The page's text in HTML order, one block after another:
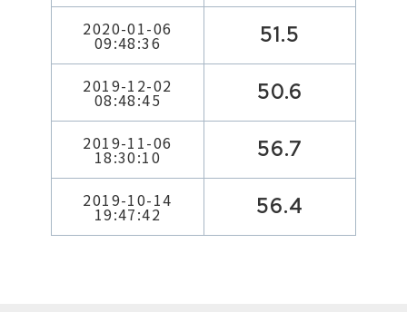
2020-01-06
09:48:36 51.5
2019-12-02
08:48:45 50.6
2019-11-06
18:30:10 56.7
2019-10-14
19:47:42 56.4